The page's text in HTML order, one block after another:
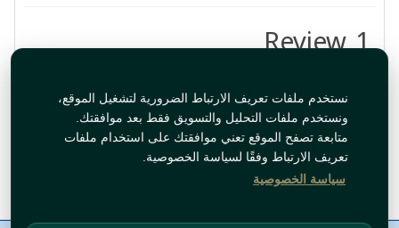
نستخدم ملفات تعريف الارتباط الضرورية لتشغيل الموقع،
ونستخدم ملفات التحليل والتسويق فقط بعد موافقتك.
متابعة تصفح الموقع تعني موافقتك على استخدام ملفات
تعريف الارتباط وفقًا لسياسة الخصوصية.
سياسة الخصوصية
1 Review
مو متل لبنة البيت لكنها طيبة فعلا
By:بلال
Jul 29, 2024 2:48:06 PM